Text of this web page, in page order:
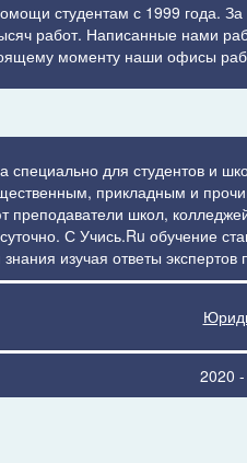
студентам с 1999 года.
работ. Написанные нами
моменту наши офисы
специально для студентов и
прикладным и
преподаватели школ,
С Учись.Ru обучение
изучая ответы
2020